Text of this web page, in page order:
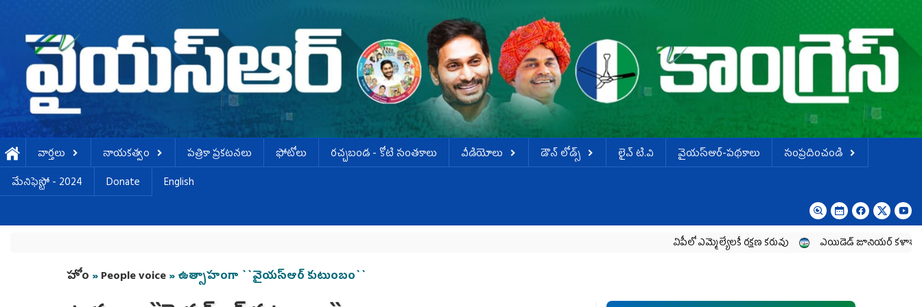
వార్తలు నాయకత్వం పత్రికా ప్రకటనలు ఫోటోలు ర‌చ్చ‌బండ‌ - కోటి సంత‌కాలు వీడియోలు డౌన్ లోడ్స్ లైవ్ టి.వి వైయస్ఆర్-పథకాలు
సంప్రదించండి
మేనిఫెస్టో - 2024
Donate English
ఏపీలో ఎమ్మెల్యేల‌కే ర‌క్ష‌ణ క‌రువు ఎయిడెడ్‌ జూనియర్‌ కళాశాలల పార్ట్‌టైమ్‌
You are here
హోం »People voice» ఉత్సాహంగా ``వైయ‌స్ఆర్ కుటుంబం``